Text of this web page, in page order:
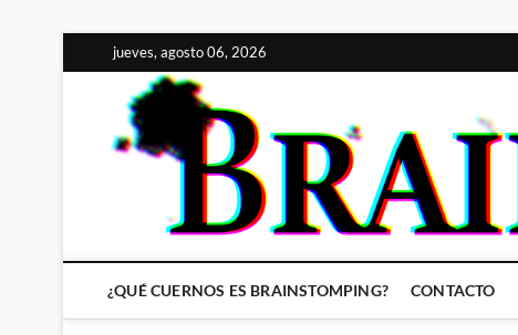
al
contenido
jueves, agosto 06, 2026
¿QUÉ CUERNOS ES BRAINSTOMPING? CONTACTO